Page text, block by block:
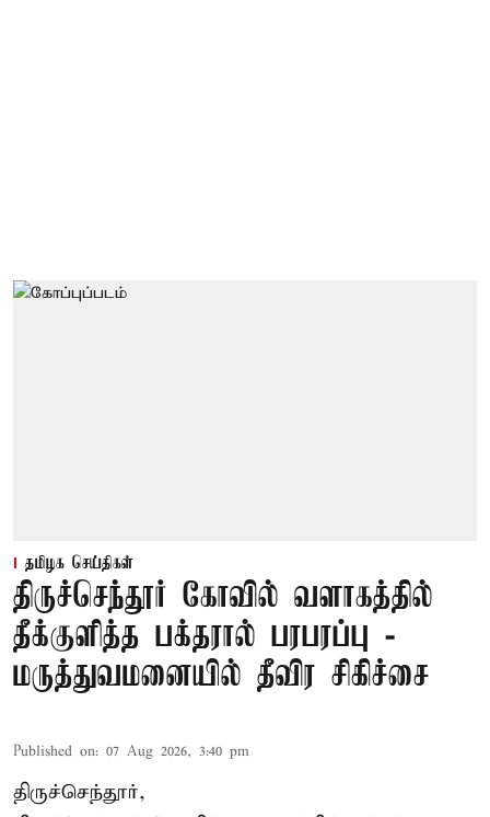
தமிழக செய்திகள்
திருச்செந்தூர் கோவில் வளாகத்தில்
தீக்குளித்த பக்தரால் பரபரப்பு -
மருத்துவமனையில் தீவிர சிகிச்சை
Published on: 07 Aug 2026, 3:40 pm
திருச்செந்தூர்,